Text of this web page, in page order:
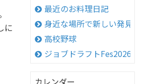
に
最近のお料理日記
身近な場所で新しい発見！
高校野球
ジョブドラフトFes2026 in 神戸
カレンダー